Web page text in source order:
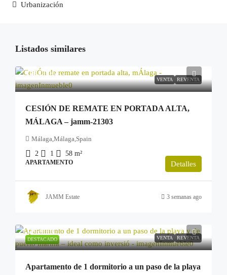
Urbanización
Listados similares
VENTA REVENTA
100.000€
CESIÓN DE REMATE EN PORTADA ALTA,
MÁLAGA – jamm-21303
Málaga,Málaga,Spain
2
1 58 m²
APARTAMENTO Detalles
JAMM Estate 3 semanas ago
DESTACADO VENTA REVENTA
249.900€
Apartamento de 1 dormitorio a un paso de la playa